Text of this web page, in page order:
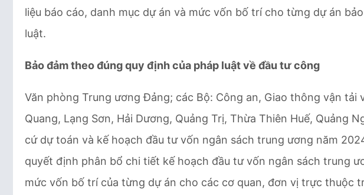
liệu báo cáo, danh mục dự án và mức vốn bố trí cho từng dự án
luật.
Bảo đảm theo đúng quy định của pháp luật về đầu tư công
Văn phòng Trung ương Đảng; các Bộ: Công an, Giao thông vận tải
Quang, Lạng Sơn, Hải Dương, Quảng Trị, Thừa Thiên Huế, Quảng
cứ dự toán và kế hoạch đầu tư vốn ngân sách trung ương năm
quyết định phân bổ chi tiết kế hoạch đầu tư vốn ngân sách trung
mức vốn bố trí của từng dự án cho các cơ quan, đơn vị trực thuộc